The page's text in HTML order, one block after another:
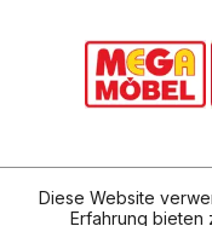
Diese Website
Erfahrung bieten